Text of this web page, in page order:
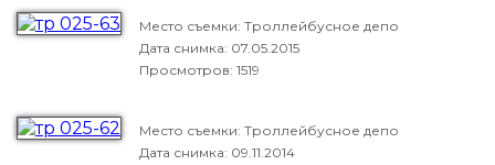
Место съемки: Троллейбусное депо
Дата снимка: 07.05.2015
Просмотров: 1519
Место съемки: Троллейбусное депо
Дата снимка: 09.11.2014